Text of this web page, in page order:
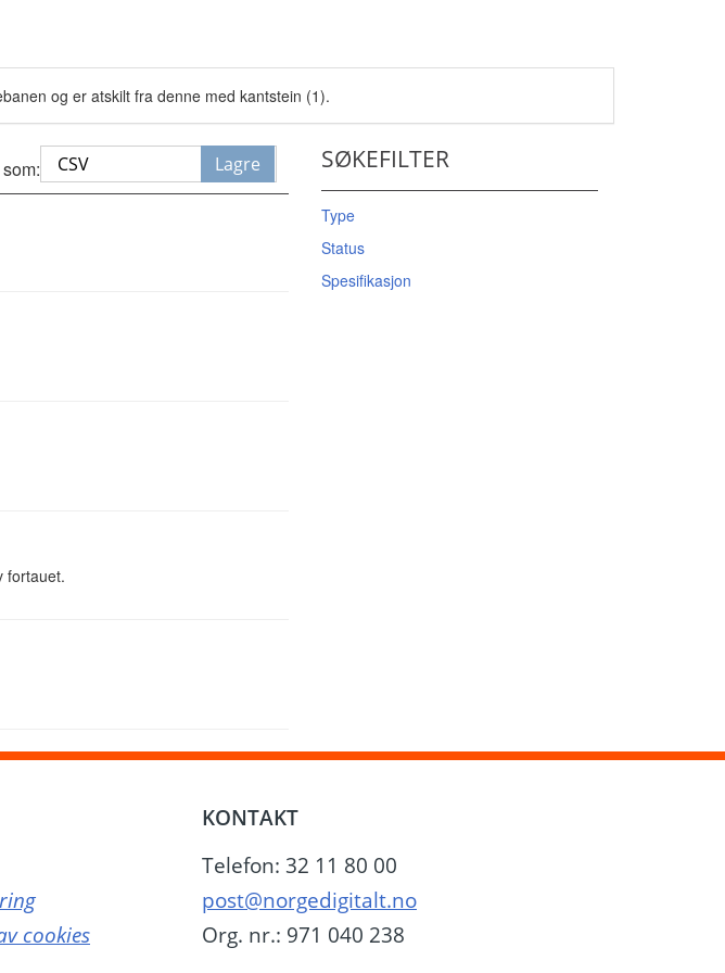
og er atskilt fra denne med kantstein (1).
Lagre
fortauet.
SØKEFILTER
Type
Status
Spesifikasjon